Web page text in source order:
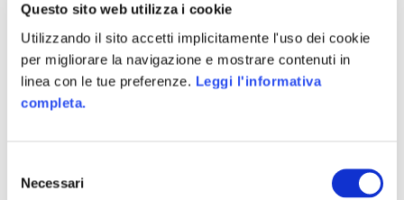
Questo sito web utilizza i cookie
Utilizzando il sito accetti implicitamente l'uso dei cookie
per migliorare la navigazione e mostrare contenuti in
linea con le tue preferenze. Leggi l'informativa
completa.
delNecessari